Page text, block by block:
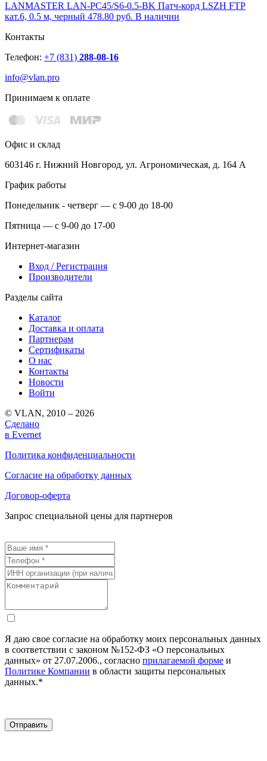
LANMASTER LAN-PC45/S6-0.5-BK Патч-корд LSZH FTP
кат.6, 0.5 м, черный 478.80 руб. В наличии
Контакты
Телефон: +7 (831) 288-08-16
info@vlan.pro
Принимаем к оплате
Офис и склад
603146 г. Нижний Новгород, ул. Агрономическая, д. 164 А
График работы
Понедельник - четверг — с 9-00 до 18-00
Пятница — с 9-00 до 17-00
Интернет-магазин
Вход / Регистрация
Производители
Разделы сайта
Каталог
Доставка и оплата
Партнерам
Сертификаты
О нас
Контакты
Новости
Войти
© VLAN, 2010 – 2026
Сделано
в Evernet
Политика конфиденциальности
Согласие на обработку данных
Договор-оферта
Запрос специальной цены для партнеров
Я даю свое согласие на обработку моих персональных данных
в соответствии с законом №152-ФЗ «О персональных
данных» от 27.07.2006., согласно прилагаемой форме и
Политике Компании в области защиты персональных
данных.*